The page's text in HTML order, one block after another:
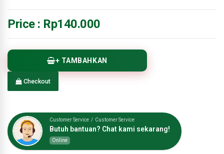
Price : Rp140.000
+ TAMBAHKAN
Checkout
Customer Service / Customer Service
Butuh bantuan? Chat kami sekarang!
Online